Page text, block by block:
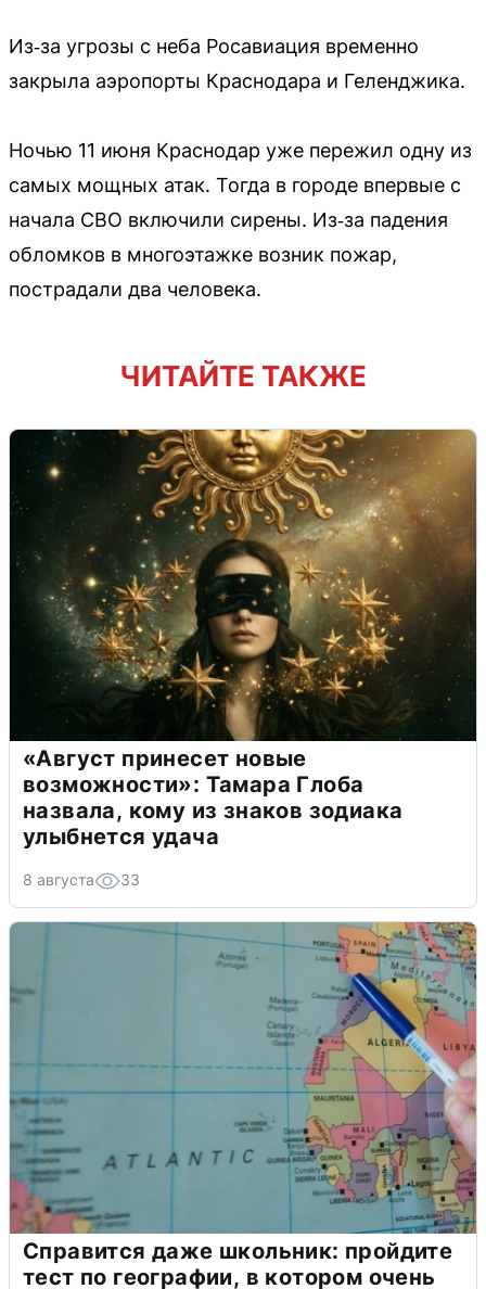
Из‑за угрозы с неба Росавиация временно
закрыла аэропорты Краснодара и Геленджика.
Ночью 11 июня Краснодар уже пережил одну из
самых мощных атак. Тогда в городе впервые с
начала СВО включили сирены. Из‑за падения
обломков в многоэтажке возник пожар,
пострадали два человека.
ЧИТАЙТЕ ТАКЖЕ
«Август принесет новые
возможности»: Тамара Глоба
назвала, кому из знаков зодиака
улыбнется удача
8 августа 33
Справится даже школьник: пройдите
тест по географии, в котором очень